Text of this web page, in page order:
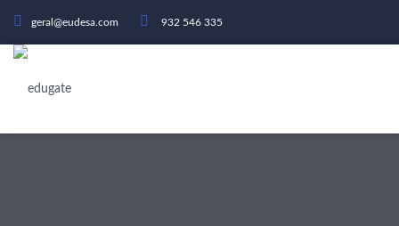
geral@eudesa.com 932 546 335